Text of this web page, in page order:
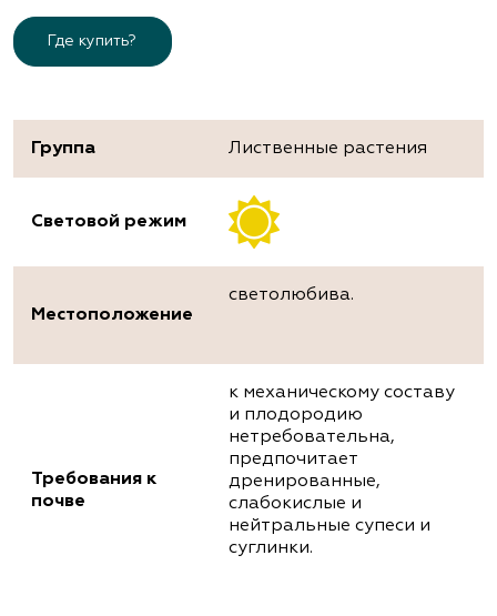
Где купить?
Группа Лиственные растения
Световой режим
Местоположение
светолюбива.
Требования к
почве
к механическому составу
и плодородию
нетребовательна,
предпочитает
дренированные,
слабокислые и
нейтральные супеси и
суглинки.